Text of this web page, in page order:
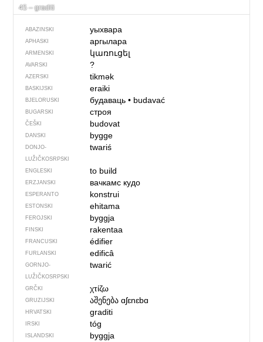
45 – graditi
ABAZINSKI уыхвара
APHASKI аргылара
ARMENSKI կառուցել
AVARSKI ?
AZERSKI tikmək
BASKIJSKI eraiki
BJELORUSKI будаваць• budavać
BUGARSKI строя
ČEŠKI budovat
DANSKI bygge
DONJO­
LUŽIČKOSRPSKI
twariś
ENGLESKI to build
ERZJANSKI вачкамс кудо
ESPERANTO konstrui
ESTONSKI ehitama
FEROJSKI byggja
FINSKI rakentaa
FRANCUSKI édifier
FURLANSKI edificâ
GORNJO­
LUŽIČKOSRPSKI
twarić
GRČKI χτίζω
GRUZIJSKI აშენებაɑʃɛnɛbɑ
HRVATSKI graditi
IRSKI tóg
ISLANDSKI byggja